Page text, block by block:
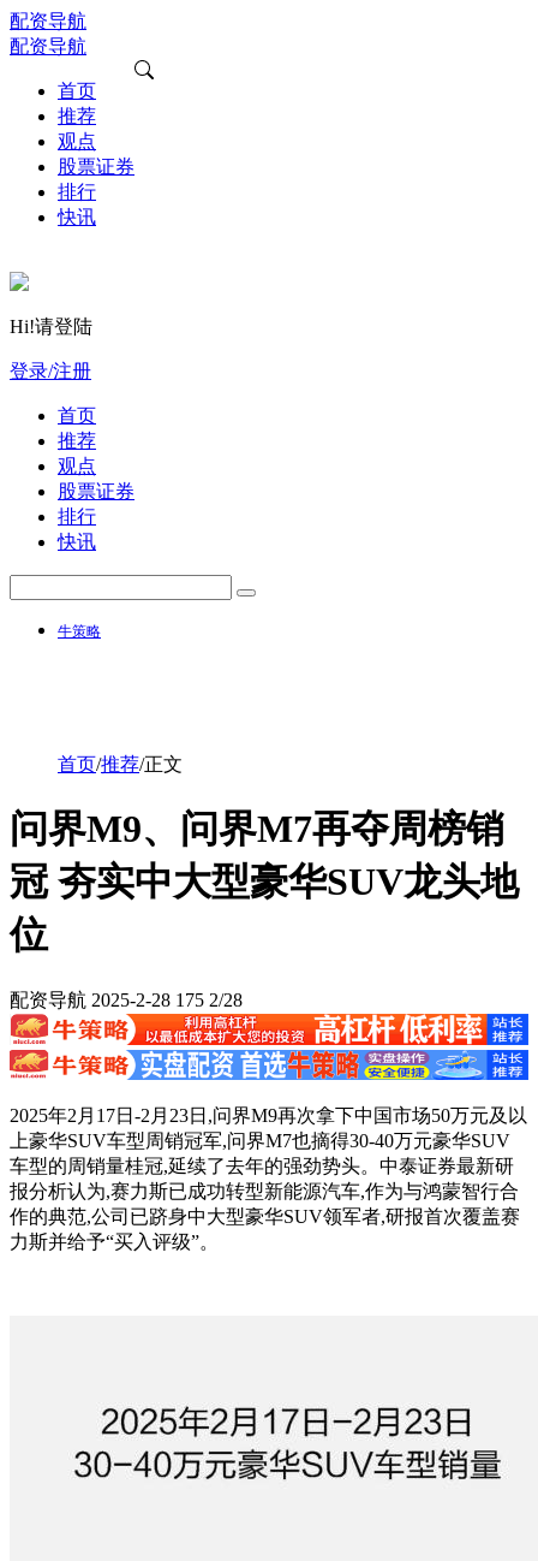
配资导航
配资导航
首页
推荐
观点
股票证券
排行
快讯
Hi!请登陆
登录/注册
首页
推荐
观点
股票证券
排行
快讯
牛策略
首页/推荐/正文
问界M9、问界M7再夺周榜销
冠 夯实中大型豪华SUV龙头地
位
配资导航 2025-2-28 175 2/28
2025年2月17日-2月23日,问界M9再次拿下中国市场50万元及以
上豪华SUV车型周销冠军,问界M7也摘得30-40万元豪华SUV
车型的周销量桂冠,延续了去年的强劲势头。中泰证券最新研
报分析认为,赛力斯已成功转型新能源汽车,作为与鸿蒙智行合
作的典范,公司已跻身中大型豪华SUV领军者,研报首次覆盖赛
力斯并给予“买入评级”。